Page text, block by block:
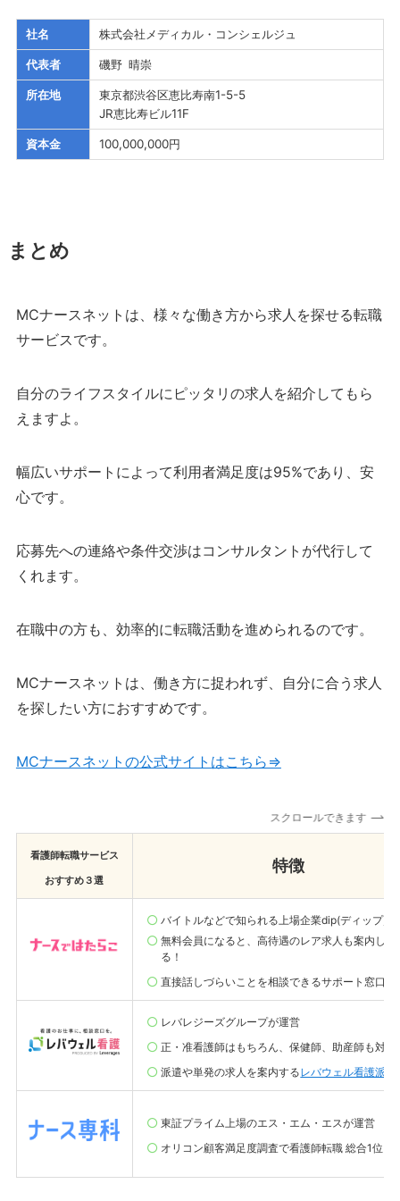
社名 株式会社メディカル・コンシェルジュ
代表者 磯野 晴崇
所在地
東京都渋谷区恵比寿南1-5-5
JR恵比寿ビル11F
資本金 100,000,000円
まとめ
MCナースネットは、様々な働き方から求人を探せる転職
サービスです。
自分のライフスタイルにピッタリの求人を紹介してもら
えますよ。
幅広いサポートによって利用者満足度は95%であり、安
心です。
応募先への連絡や条件交渉はコンサルタントが代行して
くれます。
在職中の方も、効率的に転職活動を進められるのです。
MCナースネットは、働き方に捉われず、自分に合う求人
を探したい方におすすめです。
MCナースネットの公式サイトはこちら⇒
スクロールできます
看護師転職サービス
おすすめ３選
特徴
バイトルなどで知られる上場企業dip(ディップ)が
無料会員になると、高待遇のレア求人も案内して
る！
直接話しづらいことを相談できるサポート窓口も
レバレジーズグループが運営
正・准看護師はもちろん、保健師、助産師も対象
派遣や単発の求人を案内するレバウェル看護派遣
東証プライム上場のエス・エム・エスが運営
オリコン顧客満足度調査で看護師転職 総合1位